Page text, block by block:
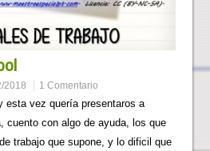
2018 1 Comentario
esta vez quería presentaros a
cuento con algo de ayuda, los que
trabajo que supone, y lo dificil que